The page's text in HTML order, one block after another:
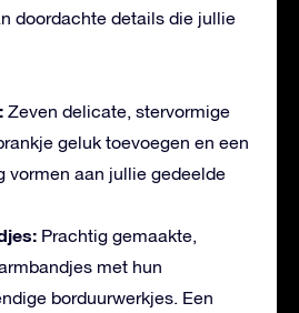
doordachte details die jullie
Zeven delicate, stervormige
geluk toevoegen en een
vormen aan jullie gedeelde
Prachtig gemaakte,
met hun
borduurwerkjes. Een